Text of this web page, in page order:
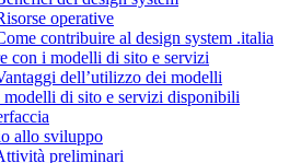
operative
contribuire al design system .italia
con i modelli di sito e servizi
dell’utilizzo dei modelli
modelli di sito e servizi disponibili
allo sviluppo
preliminari